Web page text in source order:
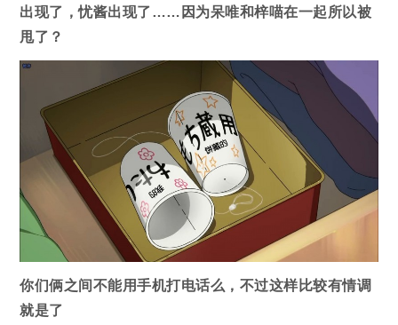
出现了，忧酱出现了……因为呆唯和梓喵在一起所以被
甩了？
你们俩之间不能用手机打电话么，不过这样比较有情调
就是了